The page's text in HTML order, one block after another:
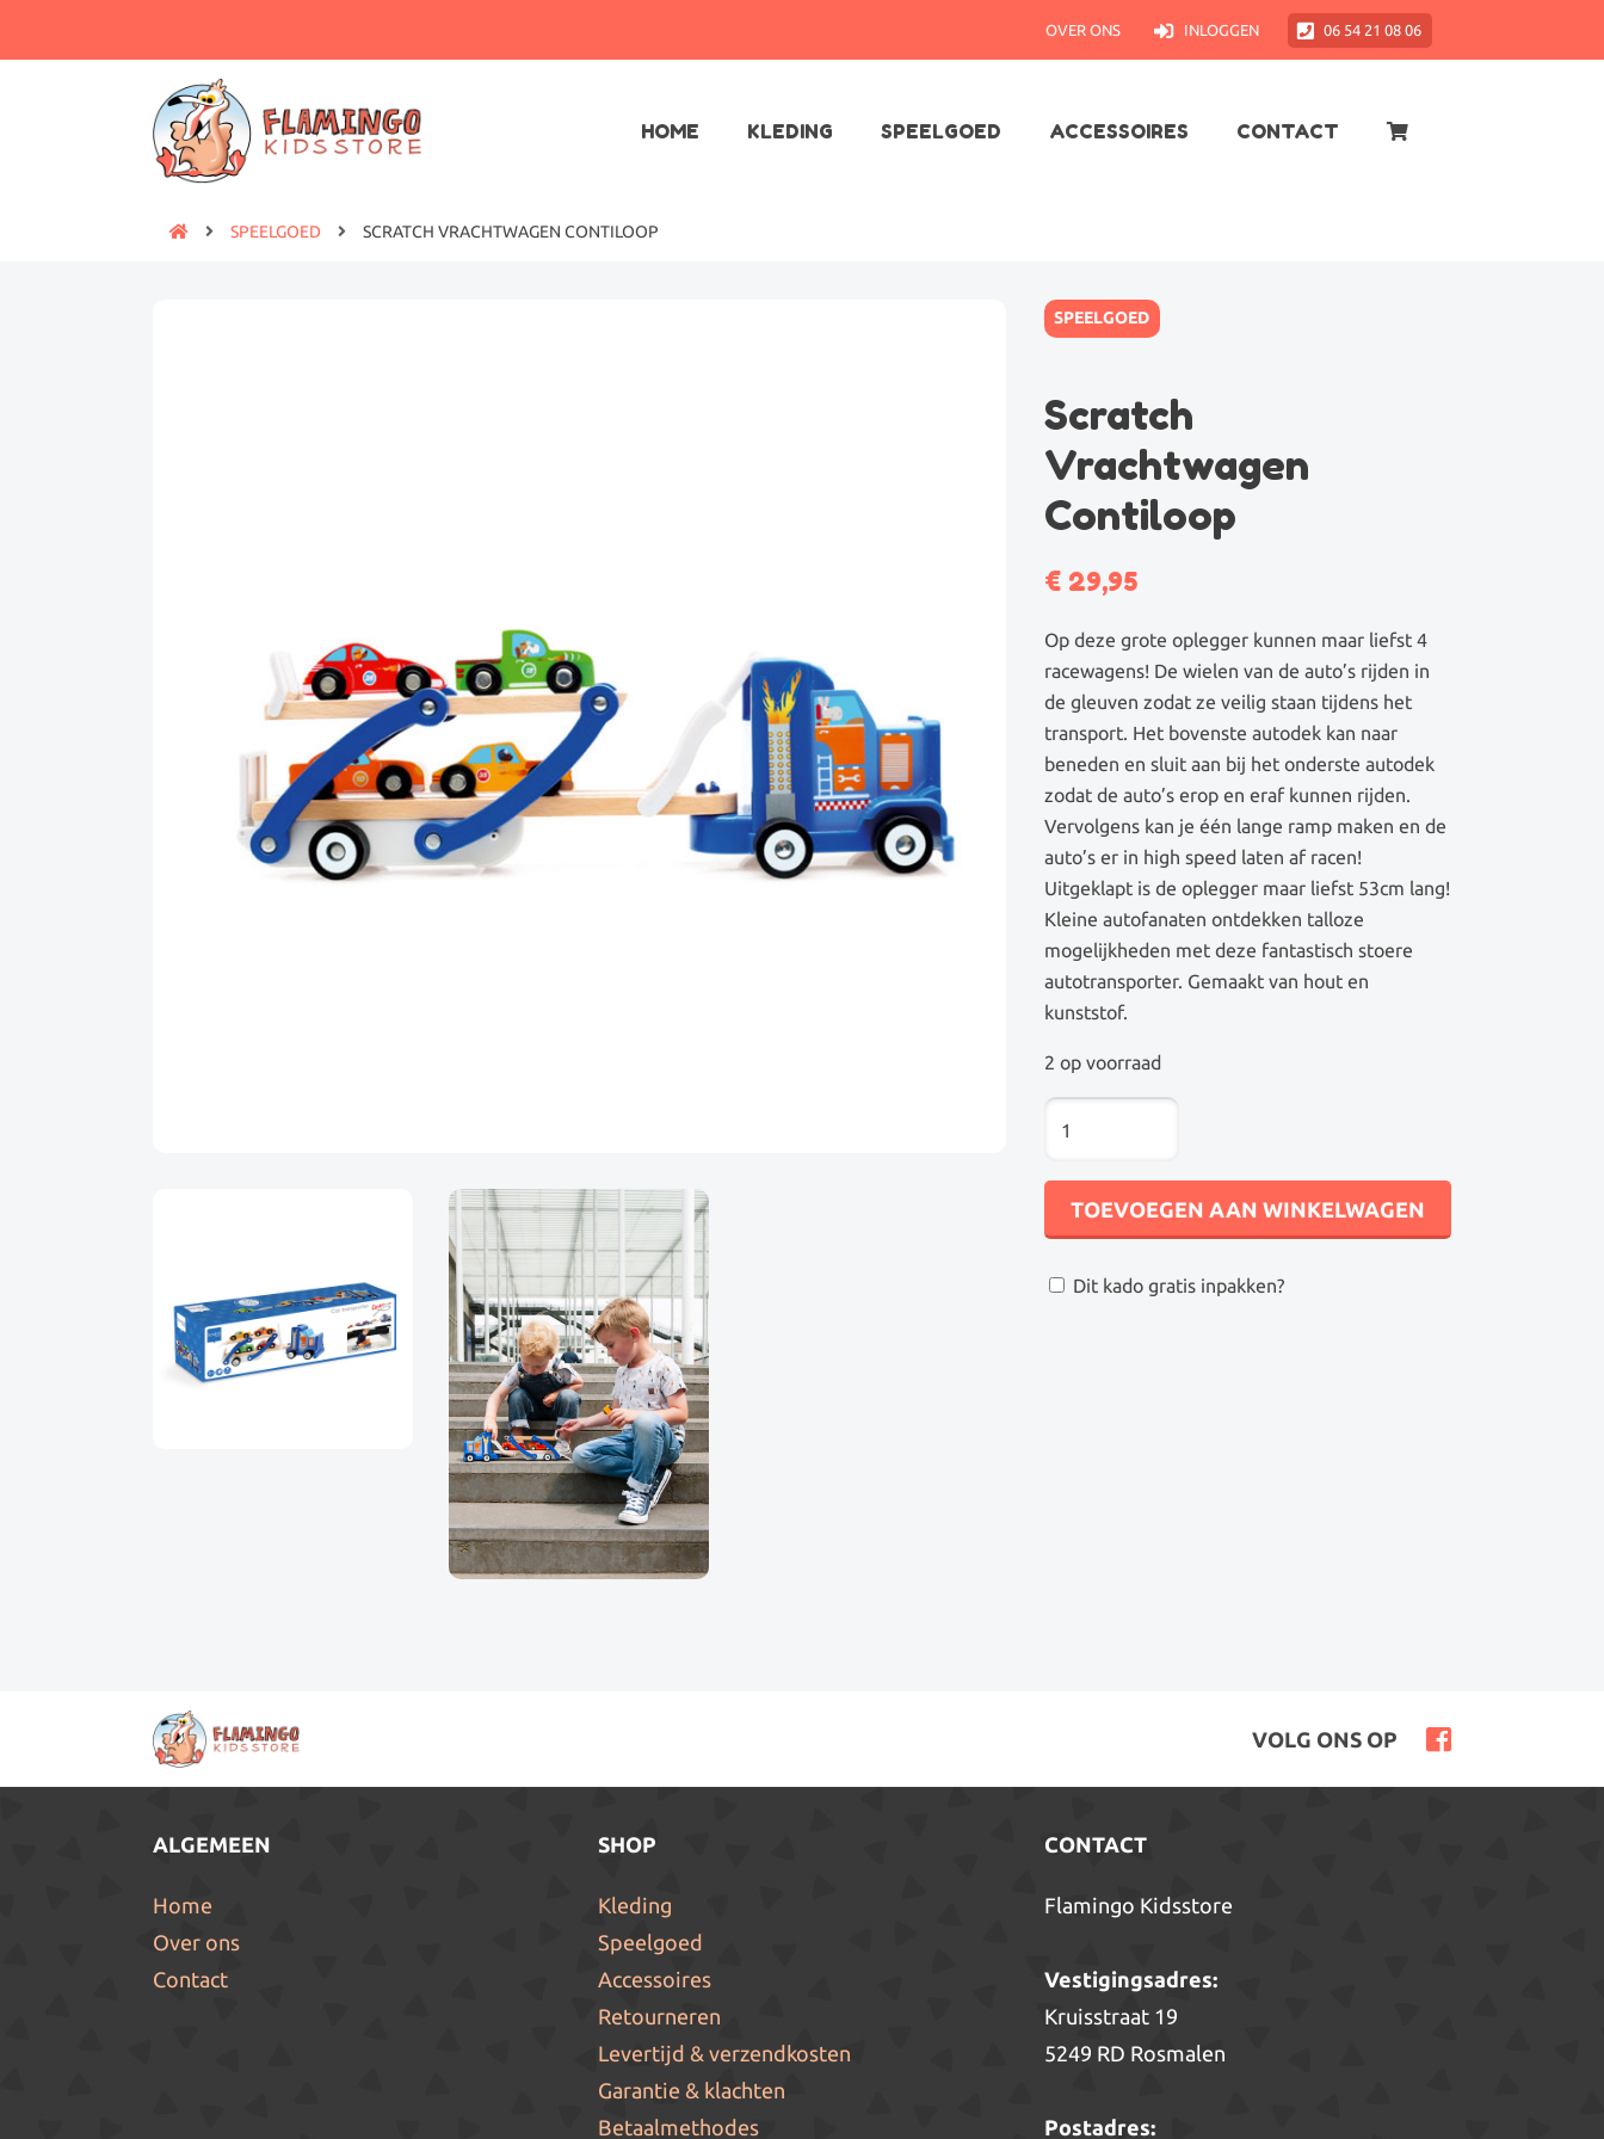
OVER ONS INLOGGEN 06 54 21 08 06
HOME KLEDING SPEELGOED ACCESSOIRES CONTACT
SPEELGOED SCRATCH VRACHTWAGEN CONTILOOP
SPEELGOED
Scratch
Vrachtwagen
Contiloop
€29,95
Op deze grote oplegger kunnen maar liefst 4
racewagens! De wielen van de auto’s rijden in
de gleuven zodat ze veilig staan tijdens het
transport. Het bovenste autodek kan naar
beneden en sluit aan bij het onderste autodek
zodat de auto’s erop en eraf kunnen rijden.
Vervolgens kan je één lange ramp maken en de
auto’s er in high speed laten af racen!
Uitgeklapt is de oplegger maar liefst 53cm lang!
Kleine autofanaten ontdekken talloze
mogelijkheden met deze fantastisch stoere
autotransporter. Gemaakt van hout en
kunststof.
2 op voorraad
VRACHTWAGEN
AANTAL
TOEVOEGEN AAN WINKELWAGEN
Dit kado gratis inpakken?
VOLG ONS OP
ALGEMEEN
Home
Over ons
Contact
SHOP
Kleding
Speelgoed
Accessoires
Retourneren
Levertijd & verzendkosten
Garantie & klachten
Betaalmethodes
CONTACT
Flamingo Kidsstore
Vestigingsadres:
Kruisstraat 19
5249 RD Rosmalen
Postadres: